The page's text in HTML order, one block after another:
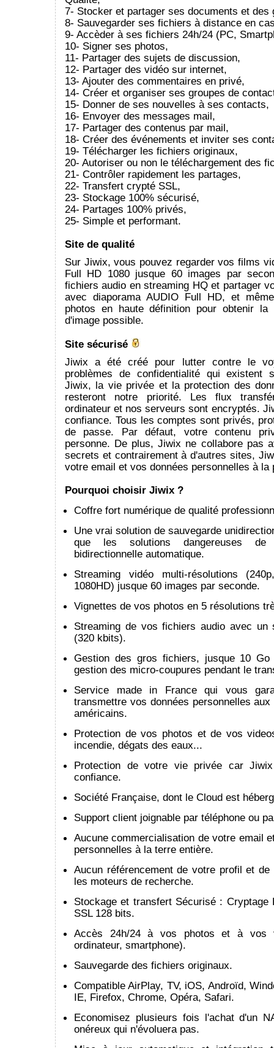
7- Stocker et partager ses documents et des
8- Sauvegarder ses fichiers à distance en
9- Accèder à ses fichiers 24h/24 (PC,
10- Signer ses photos,
11- Partager des sujets de discussion,
12- Partager des vidéo sur internet,
13- Ajouter des commentaires en privé,
14- Créer et organiser ses groupes de
15- Donner de ses nouvelles à ses contacts,
16- Envoyer des messages mail,
17- Partager des contenus par mail,
18- Créer des événements et inviter ses
19- Télécharger les fichiers originaux,
20- Autoriser ou non le téléchargement des
21- Contrôler rapidement les partages,
22- Transfert crypté SSL,
23- Stockage 100% sécurisé,
24- Partages 100% privés,
25- Simple et performant.
Site de qualité
Sur Jiwix, vous pouvez regarder vos films
Full HD 1080 jusque 60 images par
fichiers audio en streaming HQ et partager
avec diaporama AUDIO Full HD, et
photos en haute définition pour obtenir la
d'image possible.
Site sécurisé
Jiwix a été créé pour lutter contre le
problèmes de confidentialité qui existent
Jiwix, la vie privée et la protection des
resteront notre priorité. Les flux
ordinateur et nos serveurs sont encryptés.
confiance. Tous les comptes sont privés,
de passe. Par défaut, votre contenu
personne. De plus, Jiwix ne collabore pas
secrets et contrairement à d'autres sites,
votre email et vos données personnelles à la
Pourquoi choisir Jiwix ?
Coffre fort numérique de qualité
Une vrai solution de sauvegarde
que les solutions dangereuses de
bidirectionnelle automatique.
Streaming vidéo multi-résolutions
1080HD) jusque 60 images par seconde.
Vignettes de vos photos en 5 résolutions
Streaming de vos fichiers audio avec un
(320 kbits).
Gestion des gros fichiers, jusque 10
gestion des micro-coupures pendant le
Service made in France qui vous
transmettre vos données personnelles
américains.
Protection de vos photos et de vos
incendie, dégats des eaux...
Protection de votre vie privée car
confiance.
Société Française, dont le Cloud est
Support client joignable par téléphone ou
Aucune commercialisation de votre email
personnelles à la terre entière.
Aucun référencement de votre profil et
les moteurs de recherche.
Stockage et transfert Sécurisé : Cryptage
SSL 128 bits.
Accès 24h/24 à vos photos et à vos
ordinateur, smartphone).
Sauvegarde des fichiers originaux.
Compatible AirPlay, TV, iOS, Androïd,
IE, Firefox, Chrome, Opéra, Safari.
Economisez plusieurs fois l'achat d'un
onéreux qui n'évoluera pas.